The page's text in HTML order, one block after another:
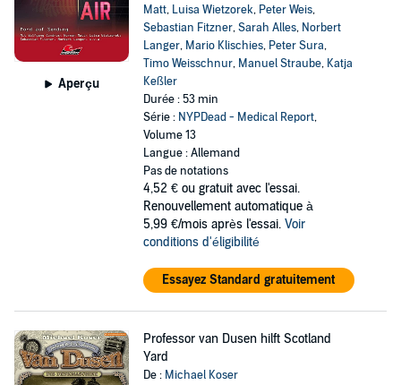
Aperçu
Matt, Luisa Wietzorek, Peter Weis,
Sebastian Fitzner,Sarah Alles, Norbert
Langer, Mario Klischies, Peter Sura,
Timo Weisschnur, Manuel Straube, Katja
Keßler
Durée : 53 min
Série : NYPDead - Medical Report,
Volume 13
Langue : Allemand
Pas de notations
4,52 € ou gratuit avec l'essai.
Renouvellement automatique à
5,99 €/mois après l'essai. Voir
conditions d'éligibilité
Essayez Standard gratuitement
Professor van Dusen hilft Scotland
Yard
De : Michael Koser